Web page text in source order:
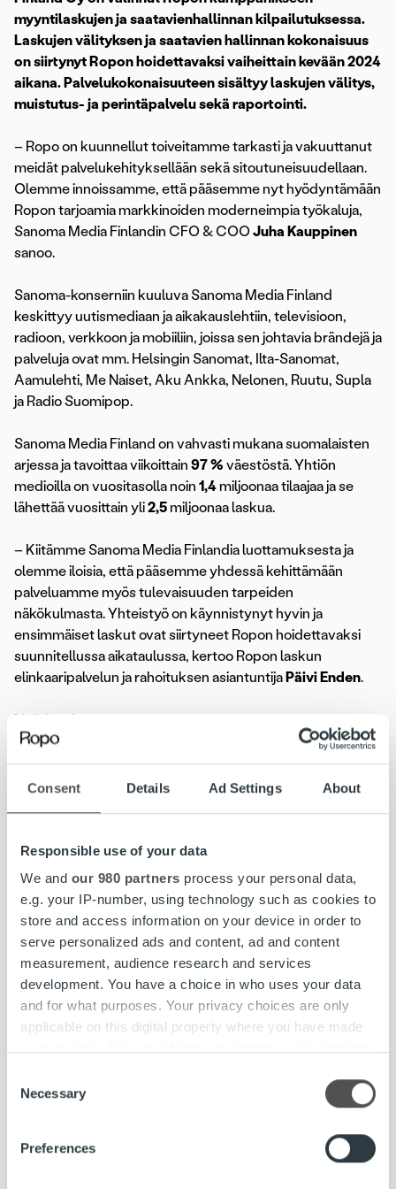
Consent Details Ad Settings About
Responsible use of your data
We and our 980 partners process your personal data,
e.g. your IP-number, using technology such as cookies to
store and access information on your device in order to
serve personalized ads and content, ad and content
measurement, audience research and services
development. You have a choice in who uses your data
and for what purposes. Your privacy choices are only
applicable on this digital property where you have made
the Privacy trigger icon.
Find out more about how your personal data is processed
and set your preferences in the
Selection
Necessary
Preferences
myyntilaskujen ja saatavienhallinnan kilpailutuksessa.
Laskujen välityksen ja saatavien hallinnan kokonaisuus
on siirtynyt Ropon hoidettavaksi vaiheittain kevään 2024
aikana. Palvelukokonaisuuteen sisältyy laskujen välitys,
muistutus- ja perintäpalvelu sekä raportointi.
– Ropo on kuunnellut toiveitamme tarkasti ja vakuuttanut
meidät palvelukehityksellään sekä sitoutuneisuudellaan.
Olemme innoissamme, että pääsemme nyt hyödyntämään
Ropon tarjoamia markkinoiden moderneimpia työkaluja,
Sanoma Media Finlandin CFO & COOJuha Kauppinen
sanoo.
Sanoma-konserniin kuuluva Sanoma Media Finland
keskittyy uutismediaan ja aikakauslehtiin, televisioon,
radioon, verkkoon ja mobiiliin, joissa sen johtavia brändejä ja
palveluja ovat mm. Helsingin Sanomat, Ilta-Sanomat,
Aamulehti, Me Naiset, Aku Ankka, Nelonen, Ruutu, Supla
ja Radio Suomipop.
Sanoma Media Finland on vahvasti mukana suomalaisten
arjessa ja tavoittaa viikoittain 97 % väestöstä. Yhtiön
medioilla on vuositasolla noin 1,4 miljoonaa tilaajaa ja se
lähettää vuosittain yli2,5 miljoonaa laskua.
– Kiitämme Sanoma Media Finlandia luottamuksesta ja
olemme iloisia, että pääsemme yhdessä kehittämään
palveluamme myös tulevaisuuden tarpeiden
näkökulmasta. Yhteistyö on käynnistynyt hyvin ja
ensimmäiset laskut ovat siirtyneet Ropon hoidettavaksi
suunnitellussa aikataulussa, kertoo Ropon laskun
elinkaaripalvelun ja rahoituksen asiantuntija Päivi Enden.
Lisätietoja:
Päivi Enden, asiantuntija, laskun elinkaaripalvelu ja rahoitus,
Ropo, p.044 700 6038,paivi.enden@ropo.com
Juha Kauppinen, CFO & COO, Sanoma Media Finland Oy,
Sanoma Media Finland
mediatalo. Tarjoamme tietoa, elämyksiä ja viihdettä niin
sanoma- ja aikakauslehdissä, televisiossa, radiossa,
verkossa kuin mobiilissakin ja tavoitamme päivittäin lähes
kaikki suomalaiset. Sanoma Media Finland on osa
Sanomaa, joka on kuluttajamedian ja oppimisen
eurooppalainen edelläkävijä.www.sanoma.fi.
Ropoon pohjoismainen markkinajohtaja ja edelläkävijä
laskutusteknologiassa. Yhtenäistämme ja
tarjoten saumattomat prosessit, paremman
hallintaan. Palvelumme keskiössä on omaan teknologiaan
perustuva alusta ja ainutlaatuinen palvelu, johon luottaa yli